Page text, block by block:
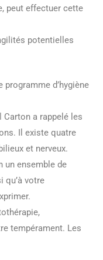
peut effectuer cette
potentielles
d’hygiène
Carton a rappelé les
Il existe quatre
et nerveux.
un ensemble de
qu’à votre
tempérament. Les